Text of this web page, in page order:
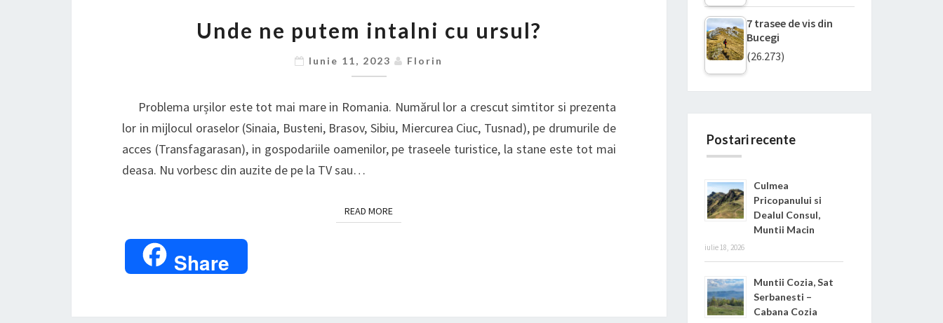
NE
PUTEM
INTALNI
Unde ne putem intalni cu ursul?
Iunie 11, 2023 Florin
Problema urșilor este tot mai mare in Romania. Numărul lor a crescut simtitor si prezenta
lor in mijlocul oraselor (Sinaia, Busteni, Brasov, Sibiu, Miercurea Ciuc, Tusnad), pe drumurile de
acces (Transfagarasan), in gospodariile oamenilor, pe traseele turistice, la stane este tot mai
deasa. Nu vorbesc din auzite de pe la TV sau…
READ MOREREAD MORE
Share
7 trasee de vis din
Bucegi
(26.273)
Postari recente
Culmea
Pricopanului si
Dealul Consul,
Muntii Macin
iulie 18, 2026
Muntii Cozia, Sat
Serbanesti –
Cabana Cozia